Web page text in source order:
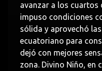
avanzar a los cuartos
impuso condiciones
sólida y aprovechó
ecuatoriano para
dejó con mejores
zona. Divino Niño, en